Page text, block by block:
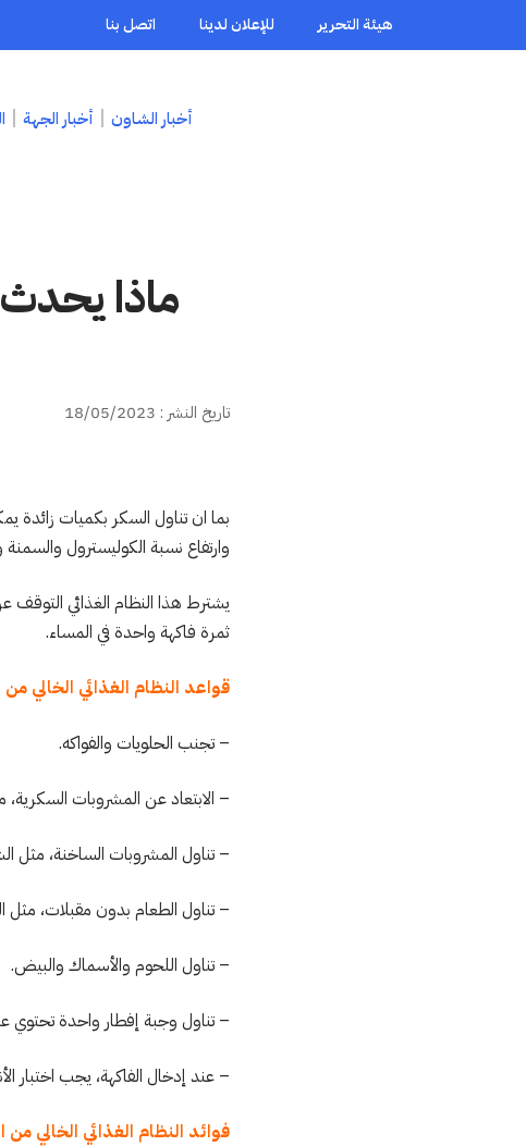
هيئة التحرير للإعلان لدينا اتصل بنا
أخبار الشاون أخبار الجهة
ماذا
تاريخ النشر : 18/05/2023
وارتفاع نسبة الكوليسترول
ثمرة فاكهة واحدة في المساء.
قواعد النظام الغذائي الخالي
– تجنب الحلويات والفواكه.
– الابتعاد عن المشروبات
– تناول المشروبات الساخنة، مثل
– تناول الطعام بدون مقبلات، مثل
– تناول اللحوم والأسماك والبيض.
– تناول وجبة إفطار واحدة تحتوي
– عند إدخال الفاكهة، يجب اختبار
فوائد النظام الغذائي الخالي من